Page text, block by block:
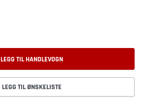
LEGG TIL HANDLEVOGN
LEGG TIL ØNSKELISTE